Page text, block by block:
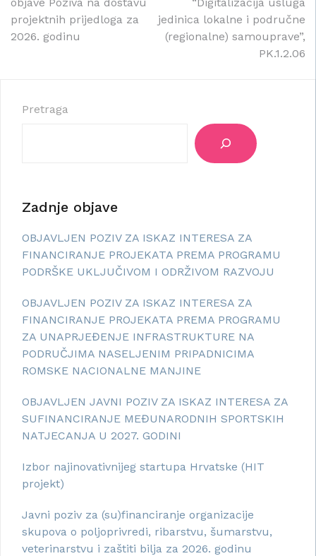
objava
projektnih prijedloga za
2026. godinu
jedinica lokalne i područne
(regionalne) samouprave”,
PK.1.2.06
Pretraga
Zadnje objave
OBJAVLJEN POZIV ZA ISKAZ INTERESA ZA
FINANCIRANJE PROJEKATA PREMA PROGRAMU
PODRŠKE UKLJUČIVOM I ODRŽIVOM RAZVOJU
OBJAVLJEN POZIV ZA ISKAZ INTERESA ZA
FINANCIRANJE PROJEKATA PREMA PROGRAMU
ZA UNAPRJEĐENJE INFRASTRUKTURE NA
PODRUČJIMA NASELJENIM PRIPADNICIMA
ROMSKE NACIONALNE MANJINE
OBJAVLJEN JAVNI POZIV ZA ISKAZ INTERESA ZA
SUFINANCIRANJE MEĐUNARODNIH SPORTSKIH
NATJECANJA U 2027. GODINI
Izbor najinovativnijeg startupa Hrvatske (HIT
projekt)
Javni poziv za (su)financiranje organizacije
skupova o poljoprivredi, ribarstvu, šumarstvu,
veterinarstvu i zaštiti bilja za 2026. godinu